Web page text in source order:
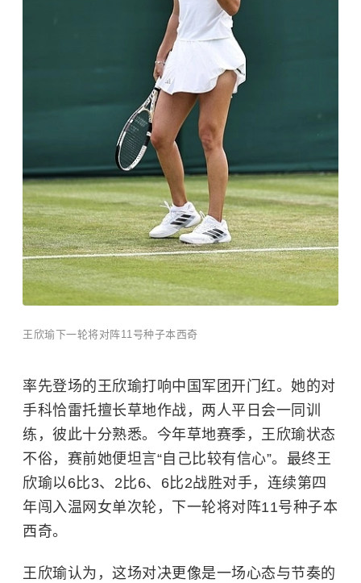
王欣瑜下一轮将对阵11号种子本西奇
率先登场的王欣瑜打响中国军团开门红。她的对
手科恰雷托擅长草地作战，两人平日会一同训
练，彼此十分熟悉。今年草地赛季，王欣瑜状态
不俗，赛前她便坦言“自己比较有信心”。 最终王
欣瑜以6比3、2比6、6比2战胜对手， 连续第四
年闯入温网女单次轮，下一轮将对阵11号种子本
西奇。
王欣瑜认为，这场对决更像是一场心态与节奏的